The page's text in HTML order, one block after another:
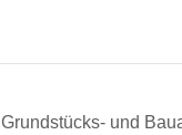
Grundstücks- und